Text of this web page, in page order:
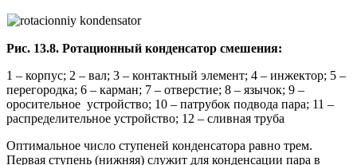
Рис. 13.8. Ротационный конденсатор смешения:
1 – корпус; 2 – вал; 3 – контактный элемент; 4 – инжектор; 5 –
перегородка; 6 – карман; 7 – отверстие; 8 – язычок; 9 –
оросительное устройство; 10 – патрубок подвода пара; 11 –
распределительное устройство; 12 – сливная труба
Оптимальное число ступеней конденсатора равно трем.
Первая ступень (нижняя) служит для конденсации пара в